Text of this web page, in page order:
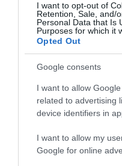
I want to opt-out of
Retention, Sale, and/
Personal Data that Is
Purposes for which it
Opted Out
Google consents
I want to allow
related to advertising
device identifiers in
I want to allow my
Google for online